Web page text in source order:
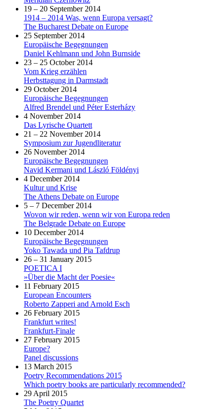
19 – 20 September 2014
1914 – 2014 Was, wenn Europa versagt?
The Bucharest Debate on Europe
25 September 2014
Europäische Begegnungen
Daniel Kehlmann und John Burnside
23 – 25 October 2014
Vom Krieg erzählen
Herbsttagung in Darmstadt
29 October 2014
Europäische Begegnungen
Alfred Brendel und Péter Esterházy
4 November 2014
Das Lyrische Quartett
21 – 22 November 2014
Symposium zur Jugendliteratur
26 November 2014
Europäische Begegnungen
Navid Kermani und László Földényi
4 December 2014
Kultur und Krise
The Athens Debate on Europe
5 – 7 December 2014
Wovon wir reden, wenn wir von Europa reden
The Belgrade Debate on Europe
10 December 2014
Europäische Begegnungen
Yoko Tawada und Pia Tafdrup
26 – 31 January 2015
POETICA I
»Über die Macht der Poesie«
11 February 2015
European Encounters
Roberto Zapperi and Arnold Esch
26 February 2015
Frankfurt writes!
Frankfurt-Finale
27 February 2015
Europe?
Panel discussions
13 March 2015
Poetry Recommendations 2015
Which poetry books are particularly recommended?
29 April 2015
The Poetry Quartet